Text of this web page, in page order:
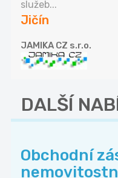
služeb...
Jičín
JAMIKA CZ s.r.o.
DALŠÍ
Obchodní